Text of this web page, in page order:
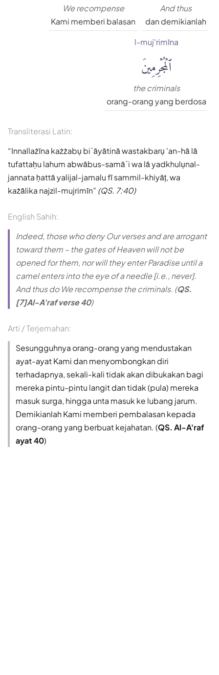
And thus
dan demikianlah
We recompense
Kami memberi balasan
l-muj'rimīna
ٱلْمُجْرِمِينَ
the criminals
orang-orang yang berdosa
Transliterasi Latin:
Innallażīna każżabụ bi`āyātinā wastakbarụ 'an-hā lā
tufattaḥu lahum abwābus-samā`i wa lā yadkhulụnal-
jannata ḥattā yalijal-jamalu fī sammil-khiyāṭ, wa
każālika najzil-mujrimīn (QS. 7:40)
English Sahih:
Indeed, those who deny Our verses and are arrogant
toward them – the gates of Heaven will not be
opened for them, nor will they enter Paradise until a
camel enters into the eye of a needle [i.e., never].
And thus do We recompense the criminals. (QS.
[7]Al-A'raf verse 40)
Arti / Terjemahan:
Sesungguhnya orang-orang yang mendustakan
ayat-ayat Kami dan menyombongkan diri
terhadapnya, sekali-kali tidak akan dibukakan bagi
mereka pintu-pintu langit dan tidak (pula) mereka
masuk surga, hingga unta masuk ke lubang jarum.
Demikianlah Kami memberi pembalasan kepada
orang-orang yang berbuat kejahatan. (QS. Al-A'raf
ayat 40)